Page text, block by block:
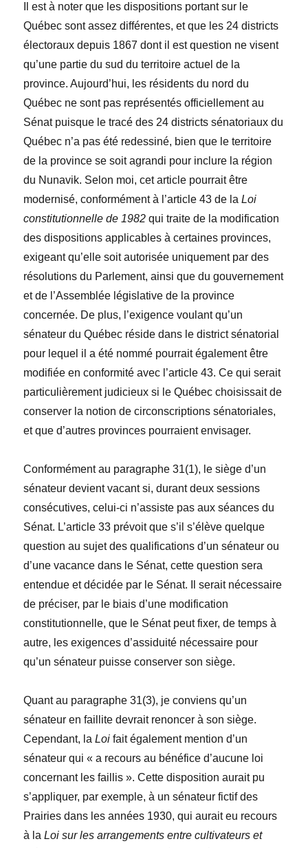
Il est à noter que les dispositions portant sur le
Québec sont assez différentes, et que les 24 districts
électoraux depuis 1867 dont il est question ne visent
qu’une partie du sud du territoire actuel de la
province. Aujourd’hui, les résidents du nord du
Québec ne sont pas représentés officiellement au
Sénat puisque le tracé des 24 districts sénatoriaux du
Québec n’a pas été redessiné, bien que le territoire
de la province se soit agrandi pour inclure la région
du Nunavik. Selon moi, cet article pourrait être
modernisé, conformément à l’article 43 de laLoi
constitutionnelle de 1982 qui traite de la modification
des dispositions applicables à certaines provinces,
exigeant qu’elle soit autorisée uniquement par des
résolutions du Parlement, ainsi que du gouvernement
et de l’Assemblée législative de la province
concernée. De plus, l’exigence voulant qu’un
sénateur du Québec réside dans le district sénatorial
pour lequel il a été nommé pourrait également être
modifiée en conformité avec l’article 43. Ce qui serait
particulièrement judicieux si le Québec choisissait de
conserver la notion de circonscriptions sénatoriales,
et que d’autres provinces pourraient envisager.
Conformément au paragraphe 31(1), le siège d’un
sénateur devient vacant si, durant deux sessions
consécutives, celui-ci n’assiste pas aux séances du
Sénat. L’article 33 prévoit que s’il s’élève quelque
question au sujet des qualifications d’un sénateur ou
d’une vacance dans le Sénat, cette question sera
entendue et décidée par le Sénat. Il serait nécessaire
de préciser, par le biais d’une modification
constitutionnelle, que le Sénat peut fixer, de temps à
autre, les exigences d’assiduité nécessaire pour
qu’un sénateur puisse conserver son siège.
Quant au paragraphe 31(3), je conviens qu’un
sénateur en faillite devrait renoncer à son siège.
Cependant, laLoi fait également mention d’un
sénateur qui « a recours au bénéfice d’aucune loi
concernant les faillis ». Cette disposition aurait pu
s’appliquer, par exemple, à un sénateur fictif des
Prairies dans les années 1930, qui aurait eu recours
à laLoi sur les arrangements entre cultivateurs et